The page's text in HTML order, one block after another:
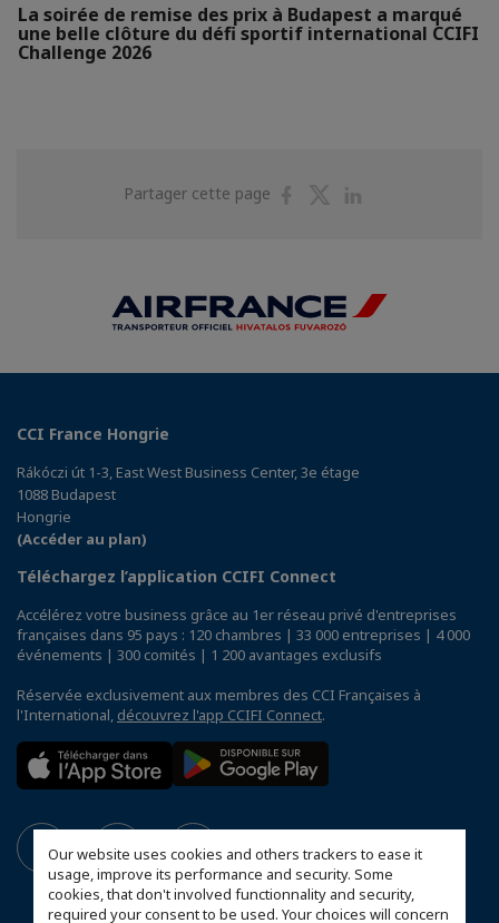
Our website uses cookies and others trackers to ease it
usage, improve its performance and security. Some
cookies, that don't involved functionnality and security,
required your consent to be used. Your choices will concern
La soirée de remise des prix à Budapest a marqué
une belle clôture du défi sportif international CCIFI
Challenge 2026
Partager cette page
PartagerPartager
CCI France Hongrie
Rákóczi út 1-3, East West Business Center, 3e étage
1088 Budapest
Hongrie
(Accéder au plan)
Téléchargez l’application CCIFI Connect
Accélérez votre business grâce au 1er réseau privé d'entreprises
françaises dans 95 pays : 120 chambres | 33 000 entreprises | 4 000
événements | 300 comités | 1 200 avantages exclusifs
Réservée exclusivement aux membres des CCI Françaises à
l'International, découvrez l'app CCIFI Connect.